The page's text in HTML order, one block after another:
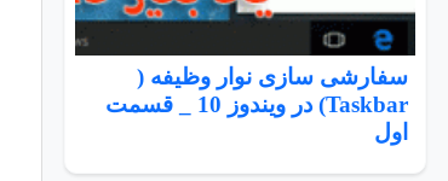
سفارشی سازی نوار وظیفه (
Taskbar) در ویندوز 10 _ قسمت
اول